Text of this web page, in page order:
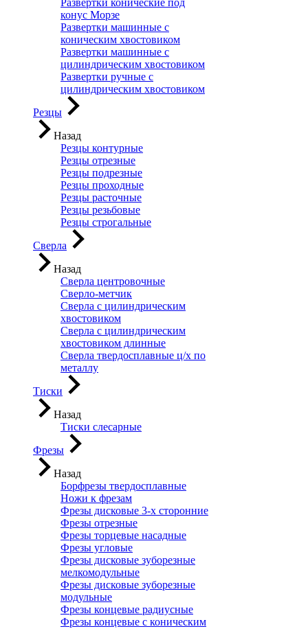
Развертки конические под
конус Морзе
Развертки машинные с
коническим хвостовиком
Развертки машинные с
цилиндрическим хвостовиком
Развертки ручные с
цилиндрическим хвостовиком
Резцы
Назад
Резцы контурные
Резцы отрезные
Резцы подрезные
Резцы проходные
Резцы расточные
Резцы резьбовые
Резцы строгальные
Сверла
Назад
Сверла центровочные
Сверло-метчик
Сверла с цилиндрическим
хвостовиком
Сверла с цилиндрическим
хвостовиком длинные
Сверла твердосплавные ц/х по
металлу
Тиски
Назад
Тиски слесарные
Фрезы
Назад
Борфрезы твердосплавные
Ножи к фрезам
Фрезы дисковые 3-х сторонние
Фрезы отрезные
Фрезы торцевые насадные
Фрезы угловые
Фрезы дисковые зуборезные
мелкомодульные
Фрезы дисковые зуборезные
модульные
Фрезы концевые радиусные
Фрезы концевые с коническим